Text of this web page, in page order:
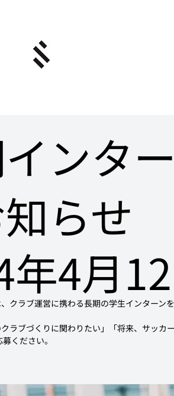
ンタ
らせ
年4月
、クラブ運営に携わる長期の学生インター
クラブづくりに関わりたい」「将来、サッ
ください。